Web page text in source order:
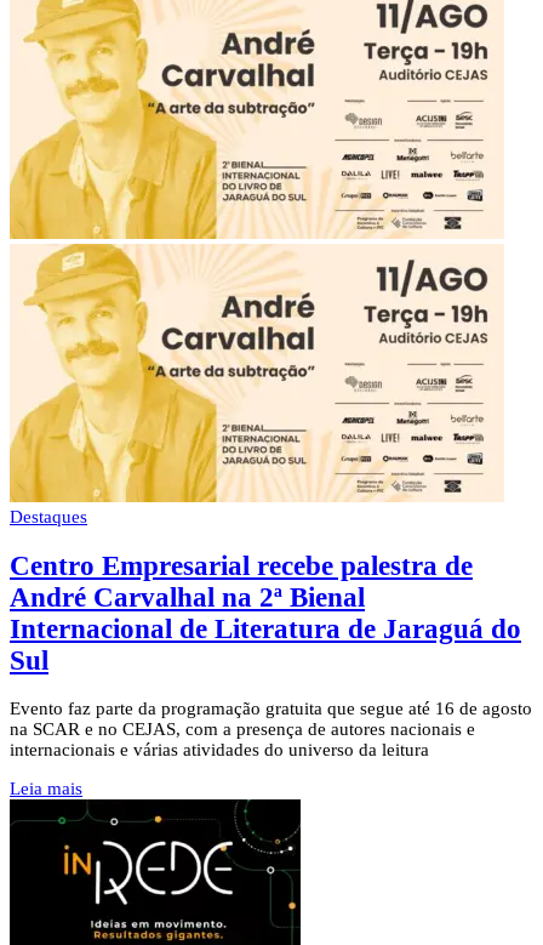
Destaques
Centro Empresarial recebe palestra de
André Carvalhal na 2ª Bienal
Internacional de Literatura de Jaraguá do
Sul
Evento faz parte da programação gratuita que segue até 16 de agosto
na SCAR e no CEJAS, com a presença de autores nacionais e
internacionais e várias atividades do universo da leitura
Leia mais